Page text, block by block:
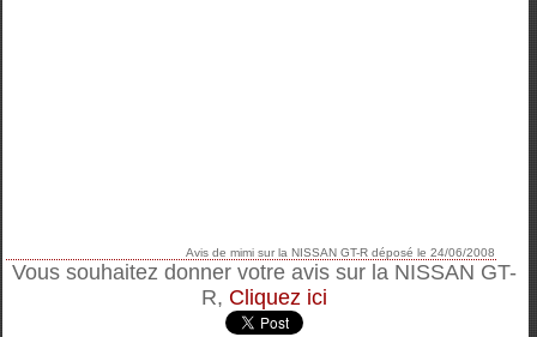
Avis demimi surla NISSAN GT-R déposé le24/06/2008
Vous souhaitez donner votre avis sur la NISSAN GT-
R, Cliquez ici